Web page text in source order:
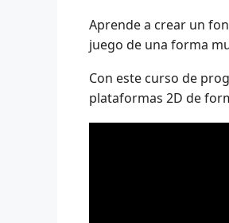
Aprende a crear un
juego de una forma
Con este curso de
plataformas 2D de